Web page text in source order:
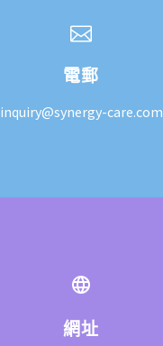
電郵
inquiry@synergy-care.com
網址